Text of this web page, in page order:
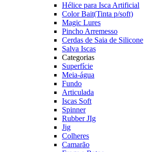
Hélice para Isca Artificial
Color Bait(Tinta p/soft)
Magic Lures
Pincho Arremesso
Cerdas de Saia de Silicone
Salva Iscas
Categorias
Superfície
Meia-água
Fundo
Articulada
Iscas Soft
Spinner
Rubber JIg
Jig
Colheres
Camarão